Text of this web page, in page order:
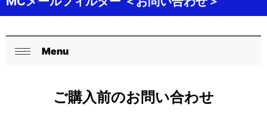
ー
内
の
現
ロ
Menu
ご購入前のお問い合わせ